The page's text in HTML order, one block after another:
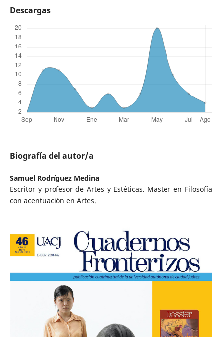
Descargas
Biografía del autor/a
Samuel Rodríguez Medina
Escritor y profesor de Artes y Estéticas. Master en Filosofía
con acentuación en Artes.